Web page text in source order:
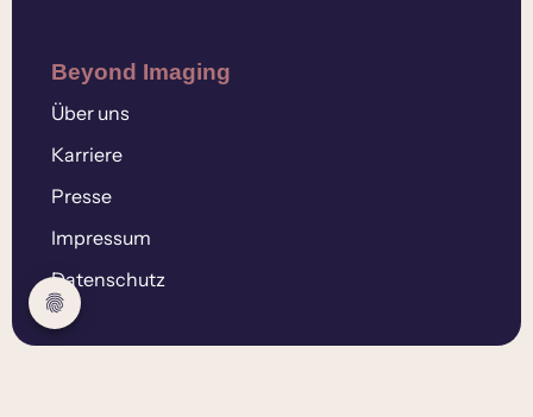
Beyond Imaging
Über uns
Karriere
Presse
Impressum
Datenschutz